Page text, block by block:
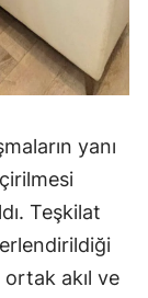
yanı
Teşkilat
ortak akıl ve